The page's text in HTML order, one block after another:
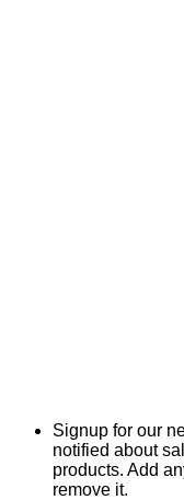
Signup for our
notified about
products. Add
remove it.